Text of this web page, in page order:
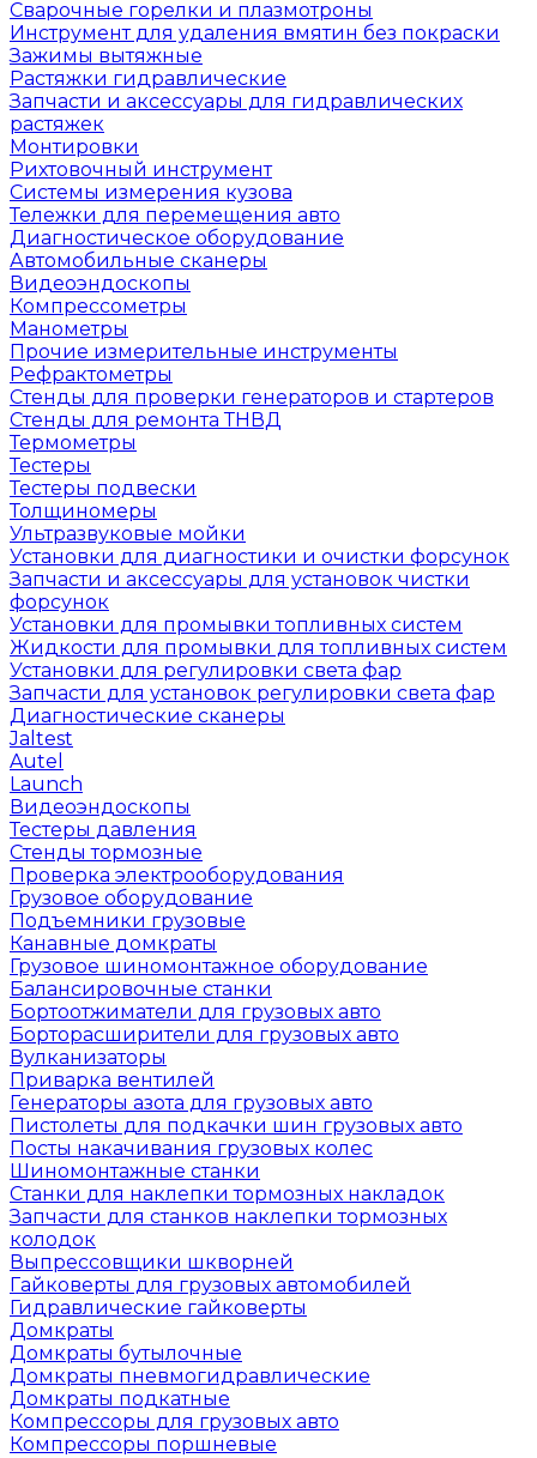
Сварочные горелки и плазмотроны
Инструмент для удаления вмятин без покраски
Зажимы вытяжные
Растяжки гидравлические
Запчасти и аксессуары для гидравлических
растяжек
Монтировки
Рихтовочный инструмент
Системы измерения кузова
Тележки для перемещения авто
Диагностическое оборудование
Автомобильные сканеры
Видеоэндоскопы
Компрессометры
Манометры
Прочие измерительные инструменты
Рефрактометры
Стенды для проверки генераторов и стартеров
Стенды для ремонта ТНВД
Термометры
Тестеры
Тестеры подвески
Толщиномеры
Ультразвуковые мойки
Установки для диагностики и очистки форсунок
Запчасти и аксессуары для установок чистки
форсунок
Установки для промывки топливных систем
Жидкости для промывки для топливных систем
Установки для регулировки света фар
Запчасти для установок регулировки света фар
Диагностические сканеры
Jaltest
Autel
Launch
Видеоэндоскопы
Тестеры давления
Стенды тормозные
Проверка электрооборудования
Грузовое оборудование
Подъемники грузовые
Канавные домкраты
Грузовое шиномонтажное оборудование
Балансировочные станки
Бортоотжиматели для грузовых авто
Борторасширители для грузовых авто
Вулканизаторы
Приварка вентилей
Генераторы азота для грузовых авто
Пистолеты для подкачки шин грузовых авто
Посты накачивания грузовых колес
Шиномонтажные станки
Станки для наклепки тормозных накладок
Запчасти для станков наклепки тормозных
колодок
Выпрессовщики шкворней
Гайковерты для грузовых автомобилей
Гидравлические гайковерты
Домкраты
Домкраты бутылочные
Домкраты пневмогидравлические
Домкраты подкатные
Компрессоры для грузовых авто
Компрессоры поршневые